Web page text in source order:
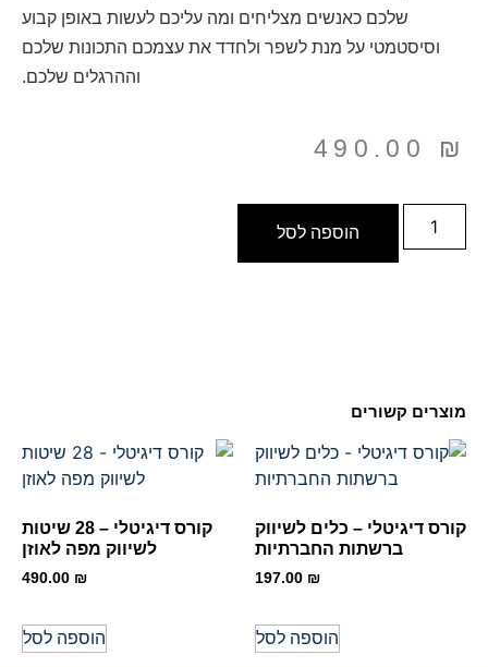
שלכם כאנשים מצליחים ומה עליכם לעשות באופן קבוע
וסיסטמטי על מנת לשפר ולחדד את עצמכם התכונות שלכם
וההרגלים שלכם.
490.00 ₪
הוספה לסל
מוצרים קשורים
קורס דיגיטלי – כלים לשיווק
ברשתות החברתיות
197.00 ₪
הוספה לסל
קורס דיגיטלי – 28 שיטות
לשיווק מפה לאוזן
490.00 ₪
הוספה לסל